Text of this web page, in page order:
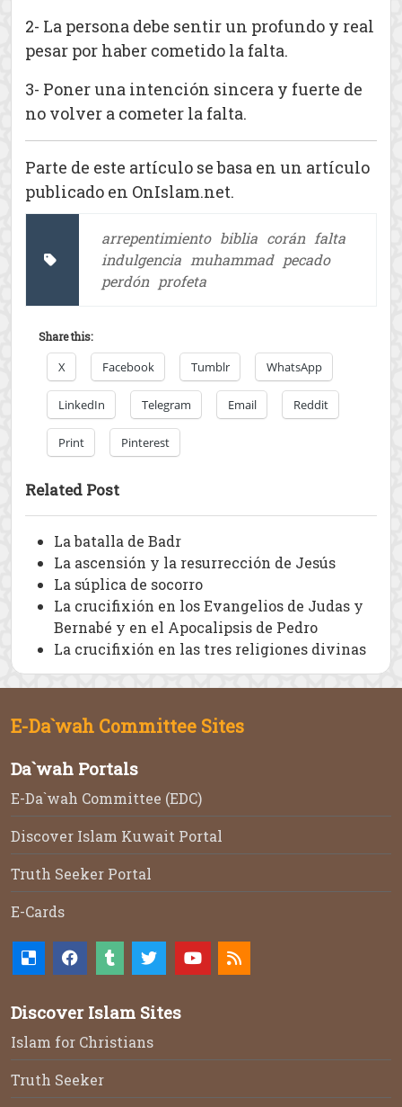
2- La persona debe sentir un profundo y real
pesar por haber cometido la falta.
3- Poner una intención sincera y fuerte de
no volver a cometer la falta.
Parte de este artículo se basa en un artículo
publicado en OnIslam.net.
arrepentimiento biblia corán falta
indulgencia muhammad pecado
perdón profeta
Share this:
X Facebook Tumblr WhatsApp
LinkedIn Telegram Email Reddit
Print Pinterest
Related Post
La batalla de Badr
La ascensión y la resurrección de Jesús
La súplica de socorro
La crucifixión en los Evangelios de Judas y
Bernabé y en el Apocalipsis de Pedro
La crucifixión en las tres religiones divinas
E-Da`wah Committee Sites
Da`wah Portals
E-Da`wah Committee (EDC)
Discover Islam Kuwait Portal
Truth Seeker Portal
E-Cards
Discover Islam Sites
Islam for Christians
Truth Seeker